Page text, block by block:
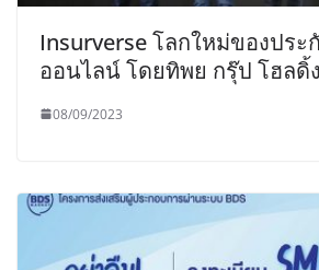
Insurverse โลกใหม่ของปร
ออนไลน์ โดยทิพย กรุ๊ป โฮลดิ้
08/09/2023